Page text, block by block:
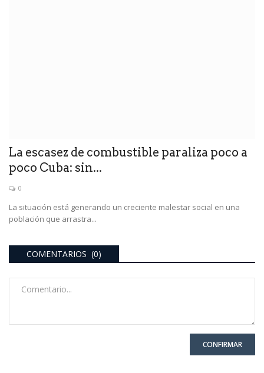
La escasez de combustible paraliza poco a
poco Cuba: sin...
0
La situación está generando un creciente malestar social en una
población que arrastra...
COMENTARIOS (0)
CONFIRMAR